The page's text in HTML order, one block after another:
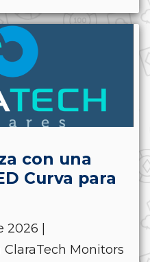
con una
Curva para
|
Monitors